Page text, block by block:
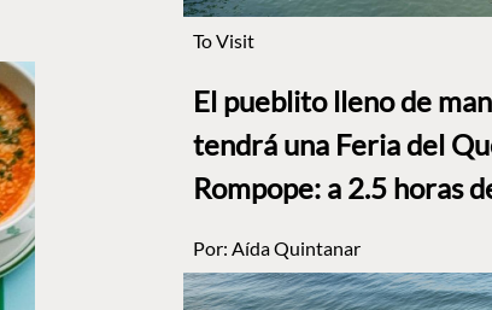
To Visit
El pueblito lleno de
tendrá una Feria del
Rompope: a 2.5 horas
Por: Aída Quintanar